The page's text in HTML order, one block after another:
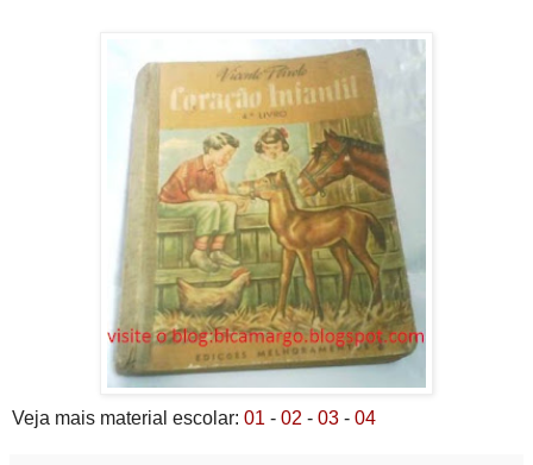
Veja mais material escolar: 01 - 02 - 03 - 04